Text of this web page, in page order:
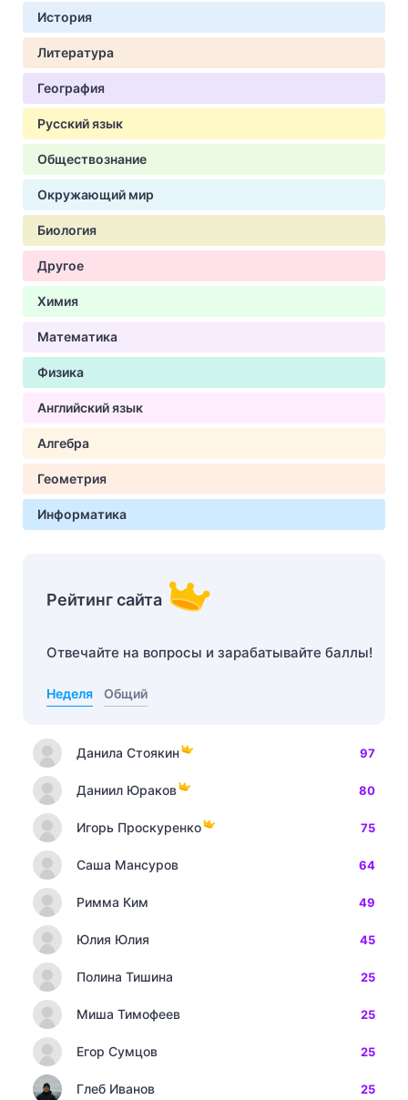
История
Литература
География
Русский язык
Обществознание
Окружающий мир
Биология
Другое
Химия
Математика
Физика
Английский язык
Алгебра
Геометрия
Информатика
Рейтинг сайта
Отвечайте на вопросы и зарабатывайте баллы!
Неделя Общий
Данила Стоякин 97
Даниил Юраков 80
Игорь Проскуренко 75
Саша Мансуров 64
Римма Ким 49
Юлия Юлия 45
Полина Тишина 25
Миша Тимофеев 25
Егор Сумцов 25
Глеб Иванов 25